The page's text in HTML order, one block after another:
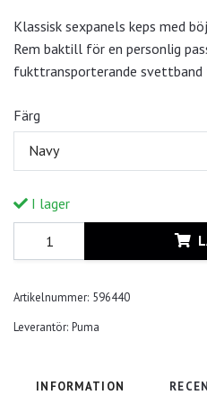
Klassisk sexpanels keps med
Rem baktill för en personlig
fukttransporterande
Färg
Navy
I lager
Artikelnummer: 596440
Leverantör: Puma
INFORMATION